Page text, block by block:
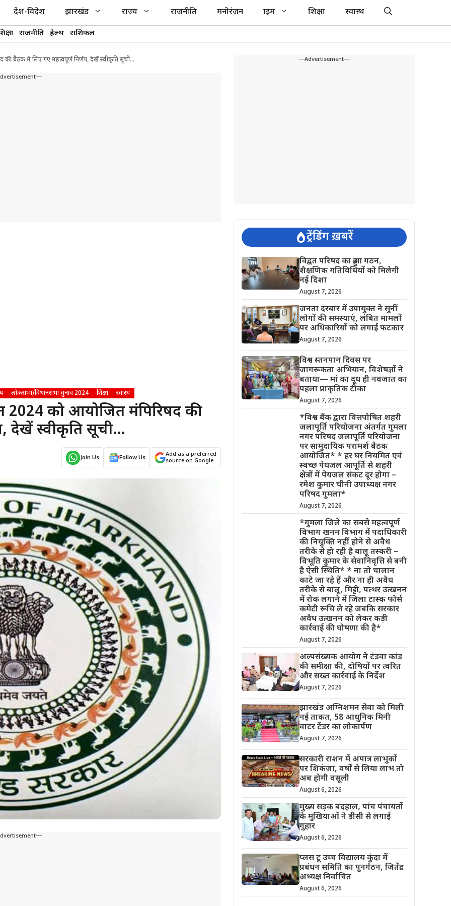
देश-विदेश झारखंड राज्य राजनीति मनोरंजन क्राइम शिक्षा स्वास्थ
राजनीति हेल्थ राशिफल
की बैठक में लिए गए महत्वपूर्ण निर्णय, देखें स्वीकृति सूची…
लोकसभा/विधानसभा चुनाव 2024 शिक्षा स्वास्थ
2024 को आयोजित मंत्रिपरिषद की
देखें स्वीकृति सूची…
Join Us Follow Us
Add as a preferred
source on Google
---Advertisement---
ट्रेंडिंग ख़बरें
विद्वत परिषद का हुआ गठन,
शैक्षणिक गतिविधियों को मिलेगी
नई दिशा
August 7, 2026
जनता दरबार में उपायुक्त ने सुनीं
लोगों की समस्याएं, लंबित मामलों
पर अधिकारियों को लगाई फटकार
August 7, 2026
विश्व स्तनपान दिवस पर
जागरूकता अभियान, विशेषज्ञों ने
बताया— मां का दूध ही नवजात का
पहला प्राकृतिक टीका
August 7, 2026
*विश्व बैंक द्वारा वित्तपोषित शहरी
जलापूर्ति परियोजना अंतर्गत गुमला
नगर परिषद जलापूर्ति परियोजना
पर सामुदायिक परामर्श बैठक
आयोजित* * हर घर नियमित एवं
स्वच्छ पेयजल आपूर्ति से शहरी
क्षेत्रों में पेयजल संकट दूर होगा –
रमेश कुमार चीनी उपाध्यक्ष नगर
परिषद गुमला*
August 7, 2026
*गुमला जिले का सबसे महत्वपूर्ण
विभाग खनन विभाग में पदाधिकारी
की नियुक्ति नहीं होने से अवैध
तरीके से हो रही है बालू तस्करी –
विभूति कुमार के सेवानिवृत्ति से बनी
है ऐसी स्थिति* * ना तो चालान
काटे जा रहे हैं और ना ही अवैध
तरीके से बालू, मिट्टी, पत्थर उत्खनन
में रोक लगाने में जिला टास्क फोर्स
कमेटी रूचि ले रहे जबकि सरकार
अवैध उत्खनन को लेकर कड़ी
कार्रवाई की घोषणा की है*
August 7, 2026
अल्पसंख्यक आयोग ने टंडवा कांड
की समीक्षा की, दोषियों पर त्वरित
और सख्त कार्रवाई के निर्देश
August 7, 2026
झारखंड अग्निशमन सेवा को मिली
नई ताकत, 58 आधुनिक मिनी
वाटर टेंडर का लोकार्पण
August 7, 2026
सरकारी राशन में अपात्र लाभुकों
पर शिकंजा, वर्षों से लिया लाभ तो
अब होगी वसूली
August 6, 2026
मुख्य सड़क बदहाल, पांच पंचायतों
के मुखियाओं ने डीसी से लगाई
गुहार
August 6, 2026
प्लस टू उच्च विद्यालय कुंदा में
प्रबंधन समिति का पुनर्गठन, जितेंद्र
अध्यक्ष निर्वाचित
August 6, 2026